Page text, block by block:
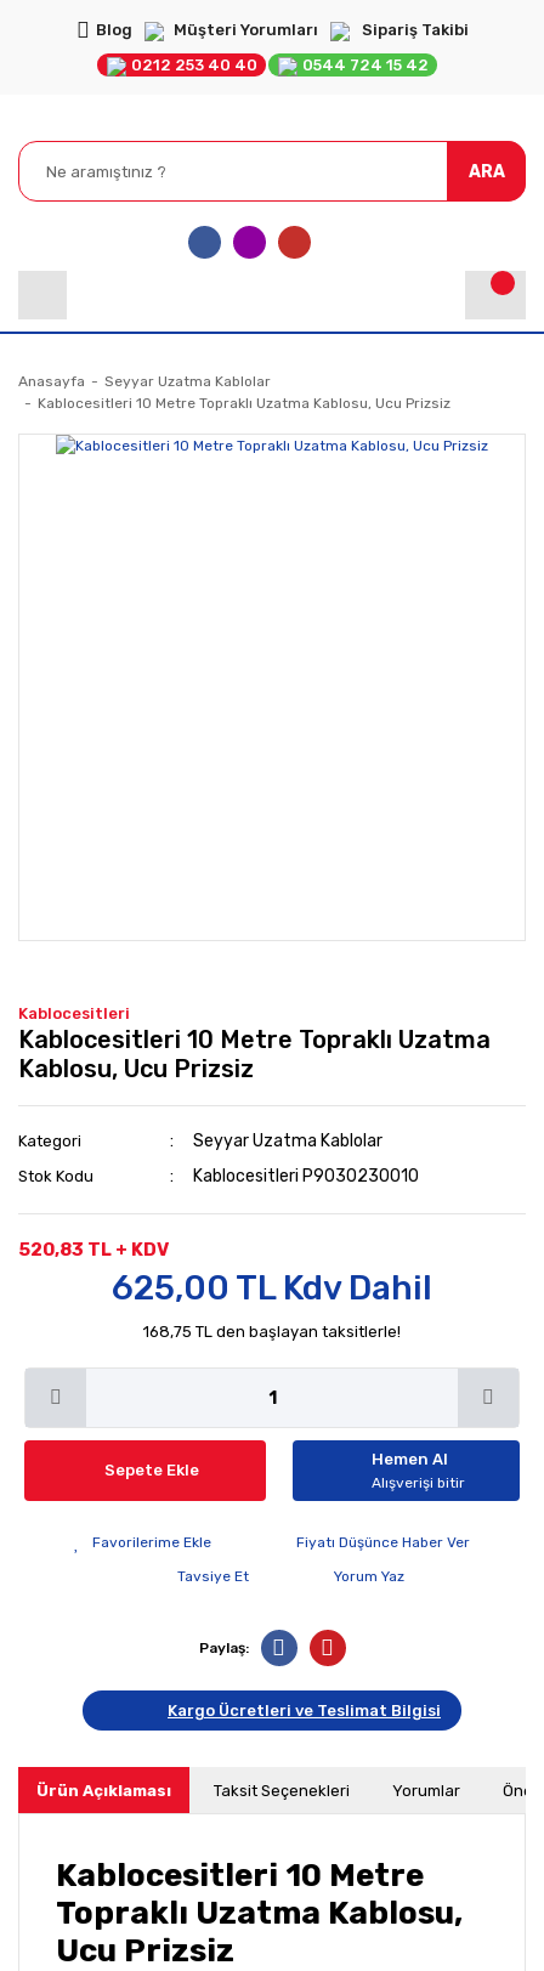
Blog Müşteri Yorumları
Sipariş Takibi
0212 253 40 40
0544 724 15 42
ARA
Anasayfa
Seyyar Uzatma Kablolar
Kablocesitleri 10 Metre Topraklı Uzatma Kablosu, Ucu Prizsiz
Kablocesitleri
Kablocesitleri 10 Metre Topraklı Uzatma
Kablosu, Ucu Prizsiz
Kategori Seyyar Uzatma Kablolar
Stok Kodu Kablocesitleri P9030230010
520,83 TL + KDV
625,00 TL Kdv Dahil
168,75 TL den başlayan taksitlerle!
Sepete Ekle
Hemen Al
Alışverişi bitir
Fiyatı Düşünce Haber Ver
Tavsiye Et
Yorum Yaz
Paylaş:
Kargo Ücretleri ve Teslimat Bilgisi
Ürün Açıklaması Taksit Seçenekleri Yorumlar
Kablocesitleri 10 Metre
Topraklı Uzatma Kablosu,
Ucu Prizsiz